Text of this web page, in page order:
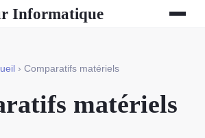
Informatique
› Comparatifs matériels
matériels